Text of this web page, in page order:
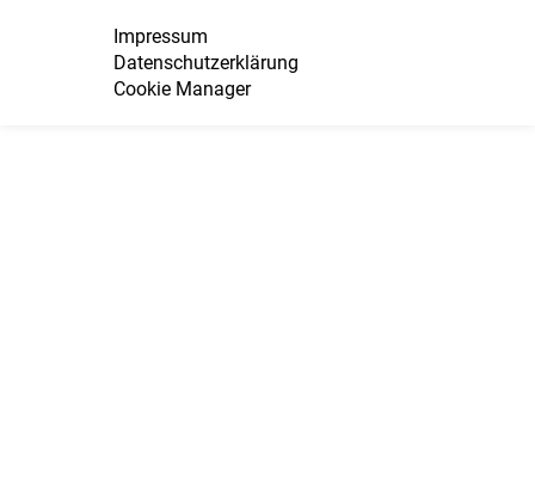
Impressum
Datenschutzerklärung
Cookie Manager